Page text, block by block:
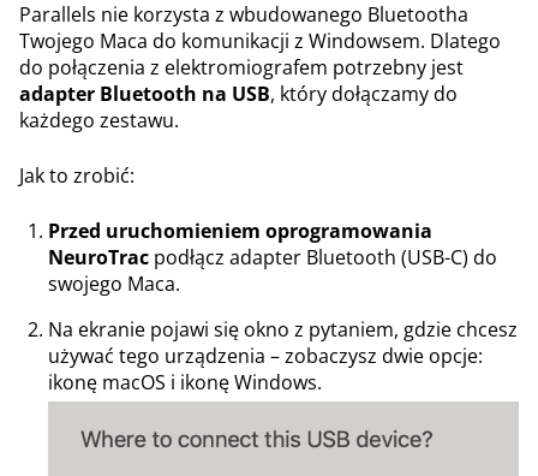
Parallels nie korzysta z wbudowanego Bluetootha
Twojego Maca do komunikacji z Windowsem. Dlatego
do połączenia z elektromiografem potrzebny jest
adapter Bluetooth na USB, który dołączamy do
każdego zestawu.
Jak to zrobić:
Przed uruchomieniem oprogramowania
NeuroTrac podłącz adapter Bluetooth (USB-C) do
swojego Maca.
Na ekranie pojawi się okno z pytaniem, gdzie chcesz
używać tego urządzenia – zobaczysz dwie opcje:
ikonę macOS i ikonę Windows.